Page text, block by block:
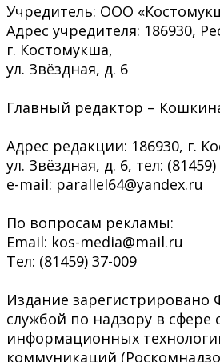
Учредитель: ООО
Адрес учредителя: 186930,
г. Костомукша,
ул. Звёздная, д. 6
Главный редактор –
Адрес редакции: 186930, г.
ул. Звёздная, д. 6, тел: (81459)
e-mail: parallel64@yandex.ru
По вопросам рекламы:
Email: kos-media@mail.ru
Тел: (81459) 37-009
Издание зарегистрировано
службой по надзору в сфере
информационных
коммуникаций